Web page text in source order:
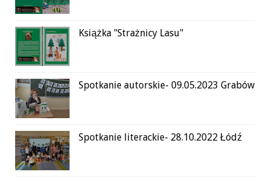
Książka "Strażnicy Lasu"
Spotkanie autorskie- 09.05.2023 Grabów
Spotkanie literackie- 28.10.2022 Łódź